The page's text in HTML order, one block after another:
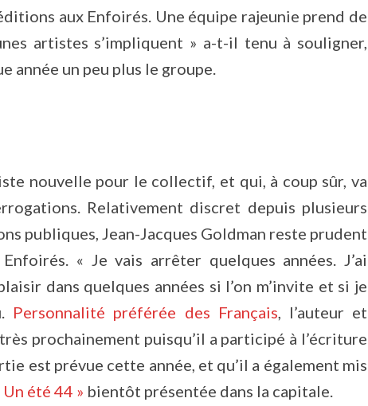
aux Enfoirés. Une équipe rajeunie prend de
artistes s’impliquent » a-t-il tenu à souligner,
année un peu plus le groupe.
nouvelle pour le collectif, et qui, à coup sûr, va
Relativement discret depuis plusieurs
publiques, Jean-Jacques Goldman reste prudent
« Je vais arrêter quelques années. J’ai
dans quelques années si l’on m’invite et si je
Personnalité préférée des Français, l’auteur et
prochainement puisqu’il a participé à l’écriture
est prévue cette année, et qu’il a également mis
Un été 44 » bientôt présentée dans la capitale.